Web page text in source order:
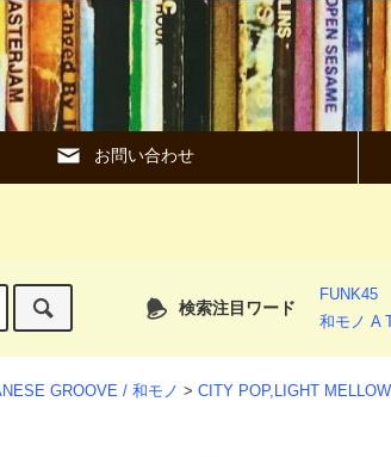
お問い合わせ
検索注目ワード
FUNK45
和モノ A
GROOVE / 和モノ > CITY POP,LIGHT